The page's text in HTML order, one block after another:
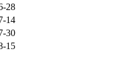
28
14
30
15